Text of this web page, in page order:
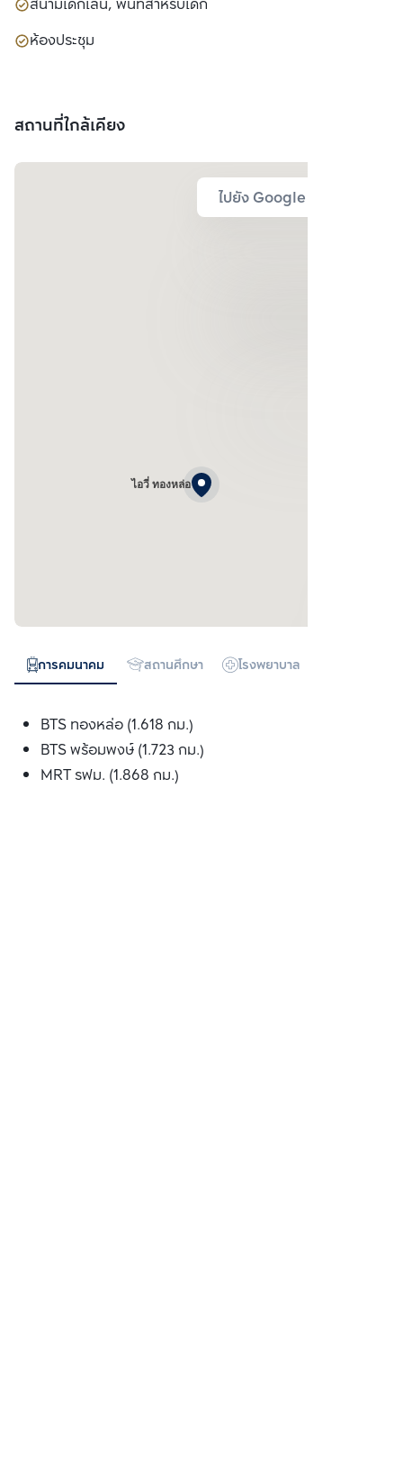
ห้องประชุม
สถานที่ใกล้เคียง
ไปยัง Google Map
ไอวี่ ทองหล่อ
การคมนาคม สถานศึกษา โรงพยาบาล
BTS ทองหล่อ (1.618 กม.)
BTS พร้อมพงษ์ (1.723 กม.)
MRT รฟม. (1.868 กม.)